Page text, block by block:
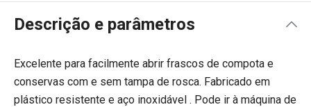
Descrição e parâmetros
Excelente para facilmente abrir frascos de compota e
conservas com e sem tampa de rosca. Fabricado em
plástico resistente e aço inoxidável . Pode ir à máquina de